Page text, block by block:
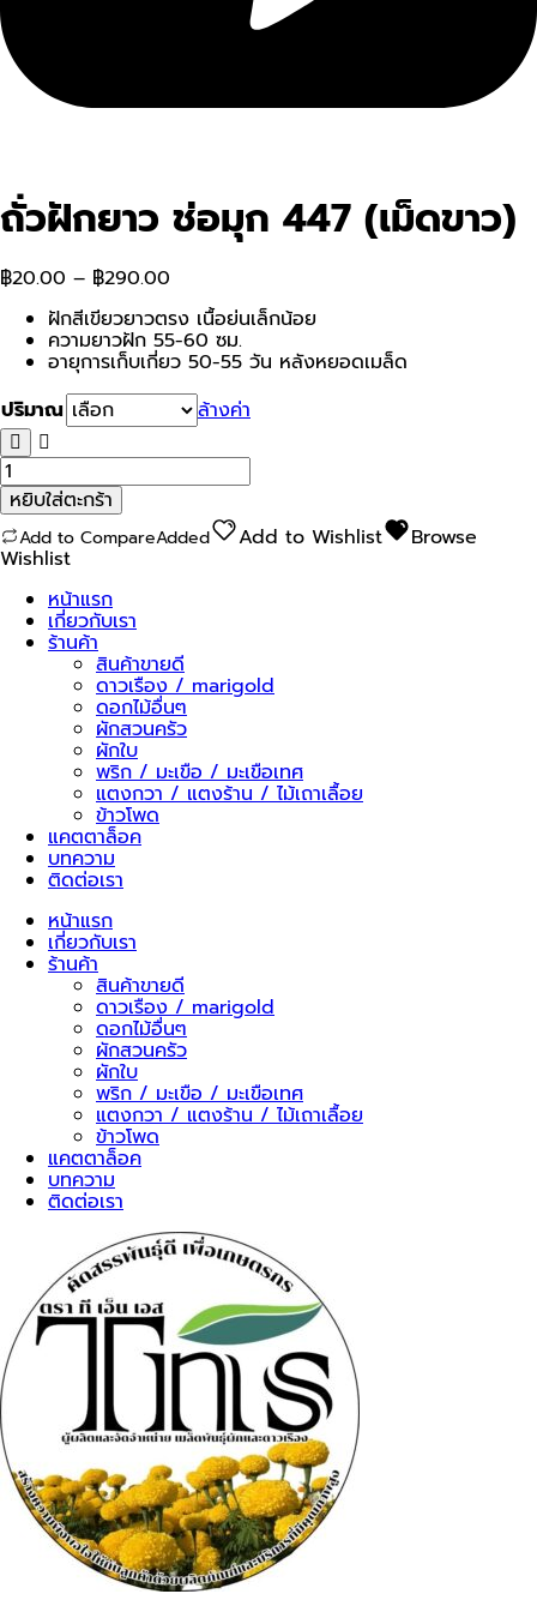
ถั่วฝักยาว ช่อมุก 447 (เม็ดขาว)
฿20.00 – ฿290.00
ฝักสีเขียวยาวตรง เนื้อย่นเล็กน้อย
ความยาวฝัก 55-60 ซม.
อายุการเก็บเกี่ยว 50-55 วัน หลังหยอดเมล็ด
ปริมาณ
ล้างค่า
จำนวน
ถั่วฝักยาว
ช่อ
มุก
447
(เม็ด
ขาว)
หยิบใส่ตะกร้า
Add to CompareAdded Add to Wishlist Browse
Wishlist
หน้าแรก
เกี่ยวกับเรา
ร้านค้า
สินค้าขายดี
ดาวเรือง / marigold
ดอกไม้อื่นๆ
ผักสวนครัว
ผักใบ
พริก / มะเขือ / มะเขือเทศ
แตงกวา / แตงร้าน / ไม้เถาเลื้อย
ข้าวโพด
แคตตาล็อค
บทความ
ติดต่อเรา
หน้าแรก
เกี่ยวกับเรา
ร้านค้า
สินค้าขายดี
ดาวเรือง / marigold
ดอกไม้อื่นๆ
ผักสวนครัว
ผักใบ
พริก / มะเขือ / มะเขือเทศ
แตงกวา / แตงร้าน / ไม้เถาเลื้อย
ข้าวโพด
แคตตาล็อค
บทความ
ติดต่อเรา